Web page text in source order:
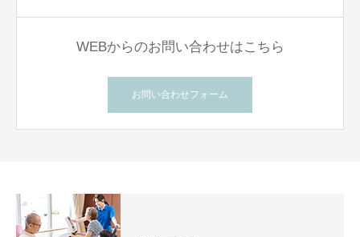
WEBからのお問い合わせはこちら
お問い合わせフォーム